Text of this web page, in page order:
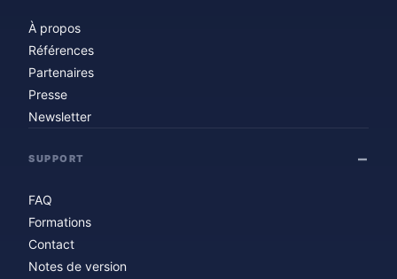
À propos
Références
Partenaires
Presse
Newsletter
SUPPORT
FAQ
Formations
Contact
Notes de version